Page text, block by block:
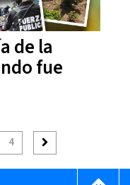
de la
fue
4